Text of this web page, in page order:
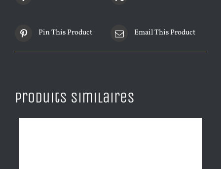
Pin This Product Email This Product
Produits similaires